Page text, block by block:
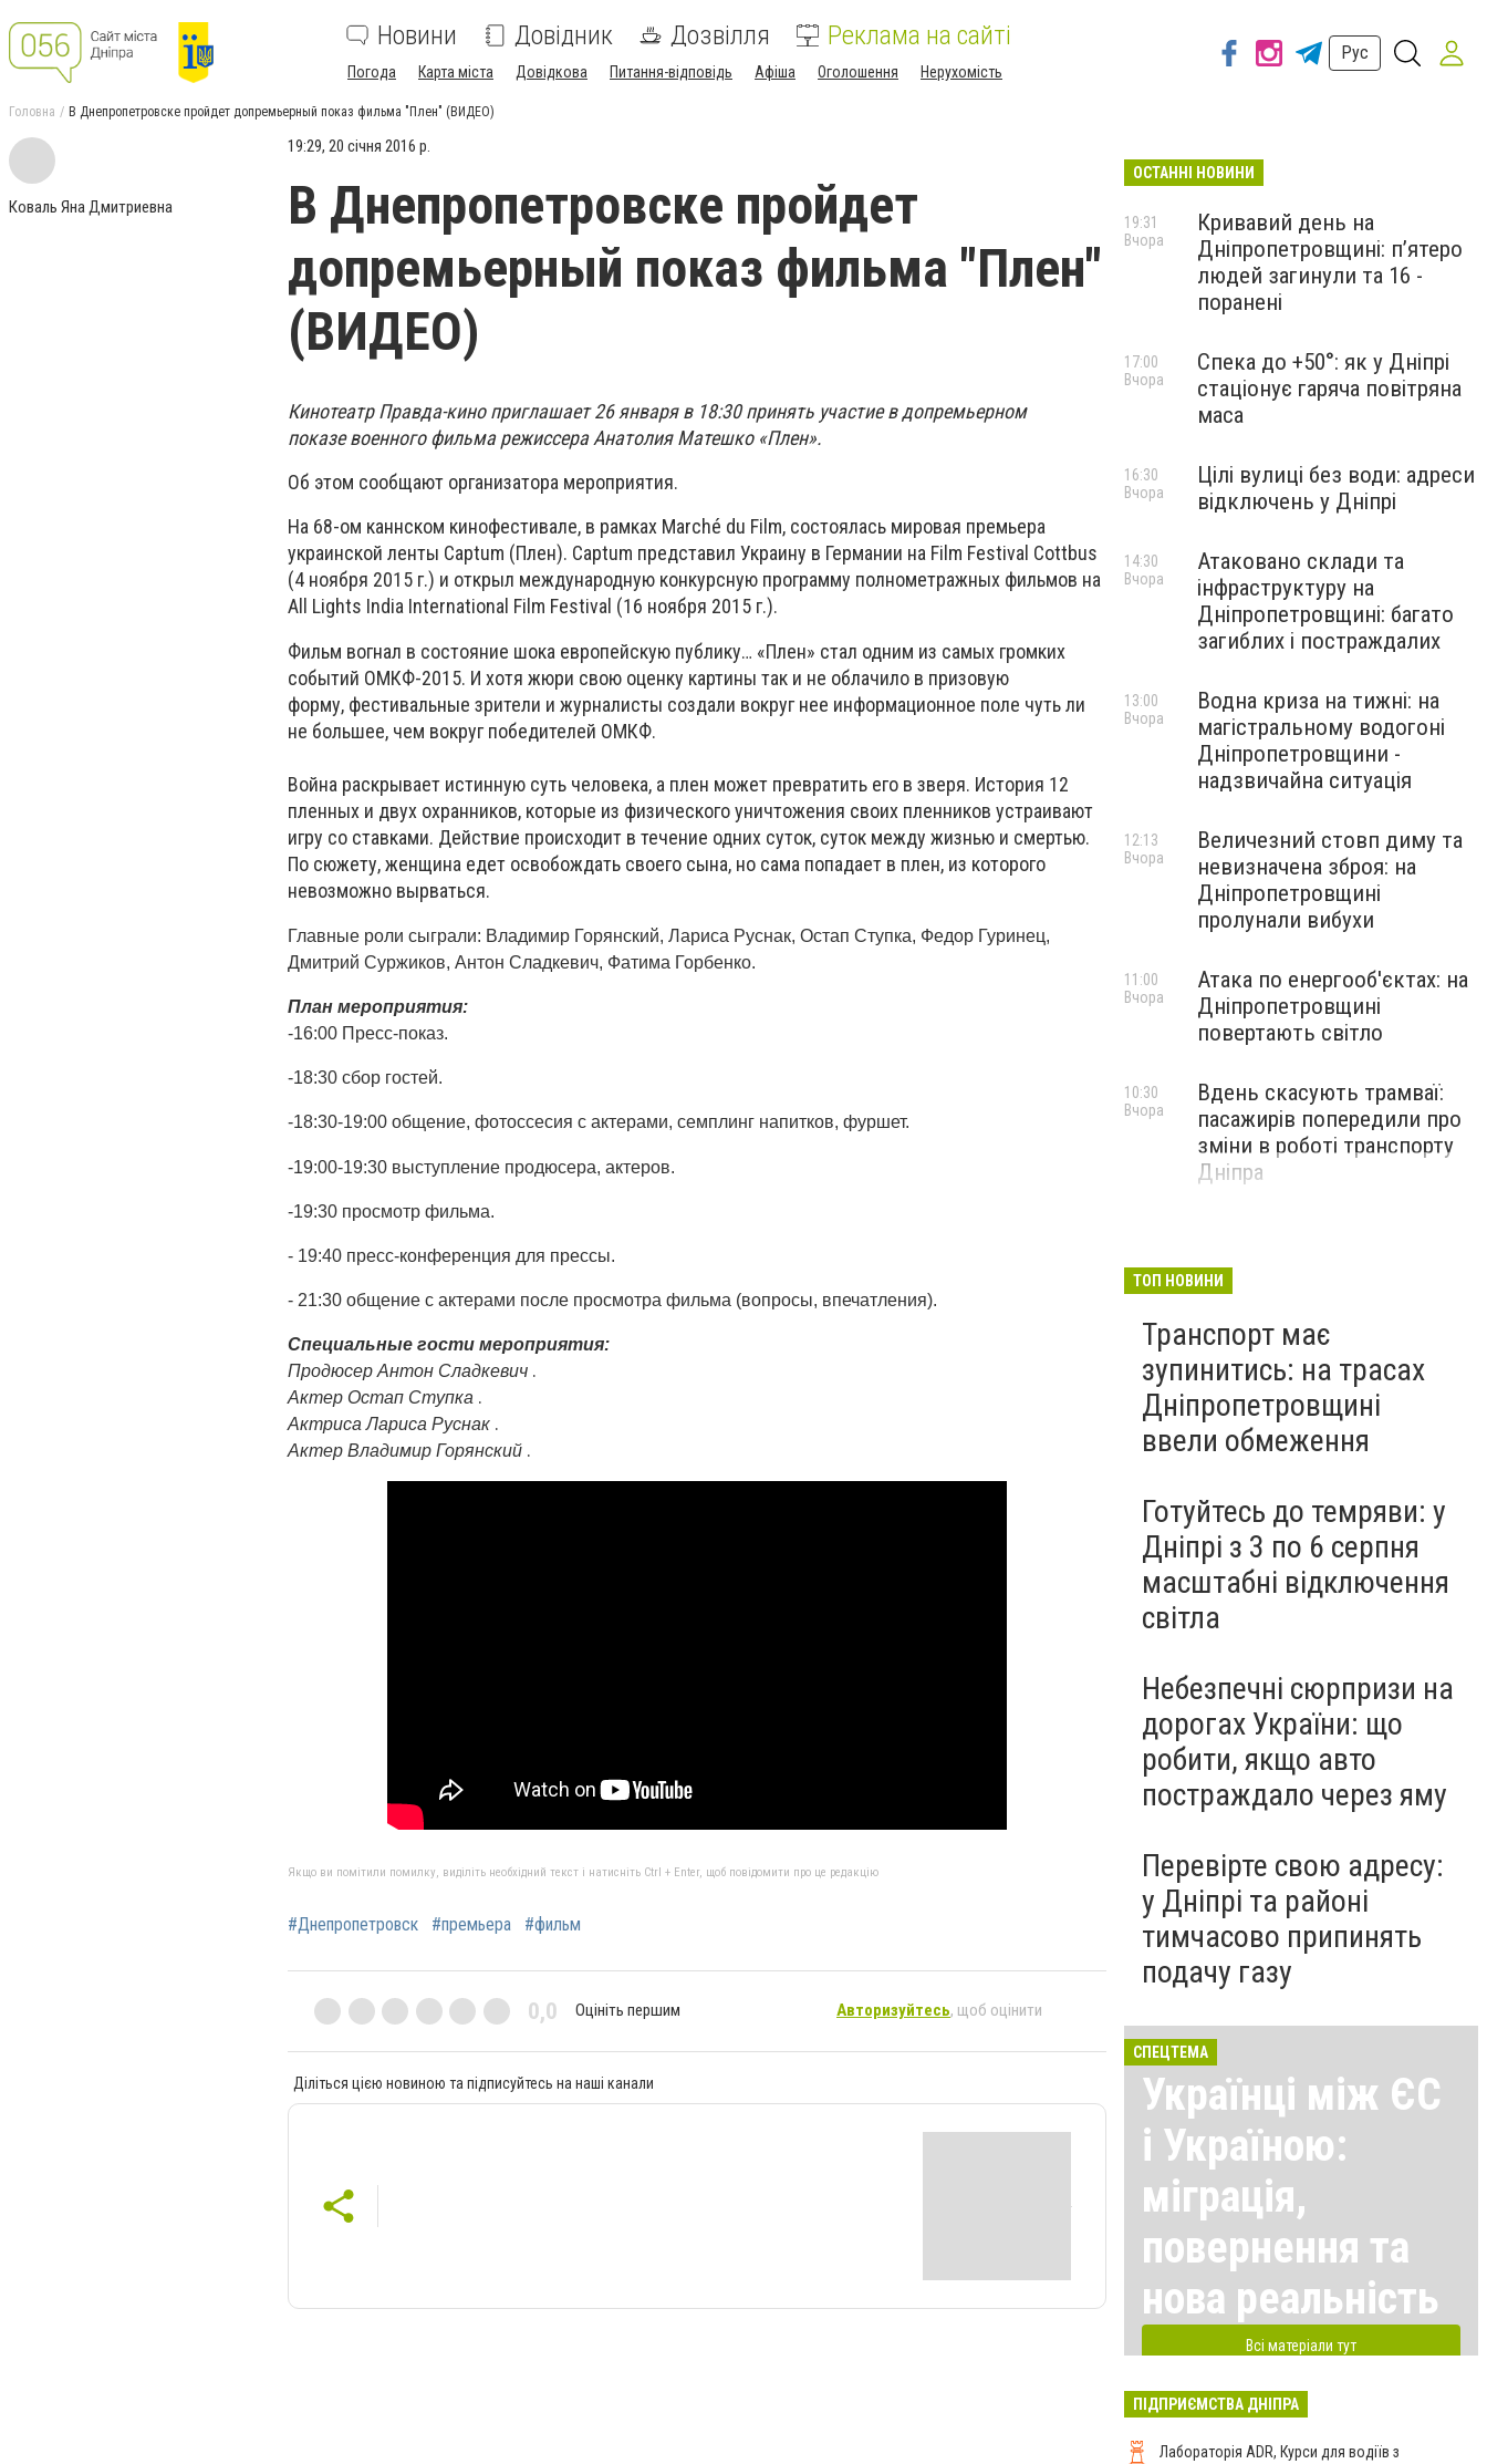
Новини Довідник Дозвілля Реклама на сайті
Погода Карта міста Довідкова Питання-відповідь Афіша Оголошення Нерухомість
Рус
Головна В Днепропетровске пройдет допремьерный показ фильма "Плен" (ВИДЕО)
Коваль Яна Дмитриевна
19:29, 20 січня 2016 р.
В Днепропетровске пройдет
допремьерный показ фильма "Плен"
(ВИДЕО)
Кинотеатр Правда-кино приглашает 26 января в 18:30 принять участие в допремьерном
показе военного фильма режиссера Анатолия Матешко «Плен».
Об этом сообщают организатора мероприятия.
На 68-ом каннском кинофестивале, в рамках Marché du Film, состоялась мировая премьера
украинской ленты Captum (Плен). Captum представил Украину в Германии на Film Festival Cottbus
(4 ноября 2015 г.) и открыл международную конкурсную программу полнометражных фильмов на
All Lights India International Film Festival (16 ноября 2015 г.).
Фильм вогнал в состояние шока европейскую публику… «Плен» стал одним из самых громких
событий ОМКФ-2015. И хотя жюри свою оценку картины так и не облачило в призовую
форму, фестивальные зрители и журналисты создали вокруг нее информационное поле чуть ли
не большее, чем вокруг победителей ОМКФ.
Война раскрывает истинную суть человека, а плен может превратить его в зверя. История 12
пленных и двух охранников, которые из физического уничтожения своих пленников устраивают
игру со ставками. Действие происходит в течение одних суток, суток между жизнью и смертью.
По сюжету, женщина едет освобождать своего сына, но сама попадает в плен, из которого
невозможно вырваться.
Главные роли сыграли: Владимир Горянский, Лариса Руснак, Остап Ступка, Федор Гуринец,
Дмитрий Суржиков, Антон Сладкевич, Фатима Горбенко.
План мероприятия:
-16:00 Пресс-показ.
-18:30 сбор гостей.
-18:30-19:00 общение, фотоссесия с актерами, семплинг напитков, фуршет.
-19:00-19:30 выступление продюсера, актеров.
-19:30 просмотр фильма.
- 19:40 пресс-конференция для прессы.
- 21:30 общение с актерами после просмотра фильма (вопросы, впечатления).
Специальные гости мероприятия:
Продюсер Антон Сладкевич .
Актер Остап Ступка .
Актриса Лариса Руснак .
Актер Владимир Горянский .
Якщо ви помітили помилку, виділіть необхідний текст і натисніть Ctrl + Enter, щоб повідомити про це редакцію
#Днепропетровск #премьера #фильм
0,0 Оцініть першим Авторизуйтесь, щоб оцінити
Діліться цією новиною та підписуйтесь на наші канали
ОСТАННІ НОВИНИ
Кривавий день на
Дніпропетровщині: п’ятеро
людей загинули та 16 -
поранені
19:31
Вчора
Спека до +50°: як у Дніпрі
стаціонує гаряча повітряна
маса
17:00
Вчора
Цілі вулиці без води: адреси
відключень у Дніпрі
16:30
Вчора
Атаковано склади та
інфраструктуру на
Дніпропетровщині: багато
загиблих і постраждалих
14:30
Вчора
Водна криза на тижні: на
магістральному водогоні
Дніпропетровщини -
надзвичайна ситуація
13:00
Вчора
Величезний стовп диму та
невизначена зброя: на
Дніпропетровщині
пролунали вибухи
12:13
Вчора
Атака по енергооб'єктах: на
Дніпропетровщині
повертають світло
11:00
Вчора
Вдень скасують трамваї:
пасажирів попередили про
зміни в роботі транспорту
Дніпра
10:30
Вчора
ТОП НОВИНИ
Транспорт має
зупинитись: на трасах
Дніпропетровщині
ввели обмеження
Готуйтесь до темряви: у
Дніпрі з 3 по 6 серпня
масштабні відключення
світла
Небезпечні сюрпризи на
дорогах України: що
робити, якщо авто
постраждало через яму
Перевірте свою адресу:
у Дніпрі та районі
тимчасово припинять
подачу газу
СПЕЦТЕМА
Українці між ЄС
і Україною:
міграція,
повернення та
нова реальність
Всі матеріали тут
ПІДПРИЄМСТВА ДНІПРА
Лабораторія ADR, Курси для водіїв з